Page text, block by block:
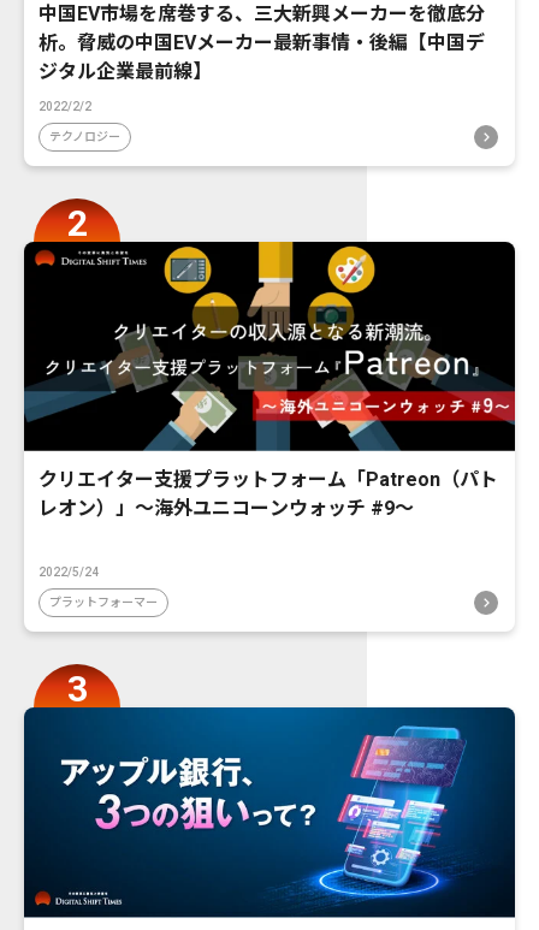
中国EV市場を席巻する、三大新興メーカーを徹底分
析。脅威の中国EVメーカー最新事情・後編【中国デ
ジタル企業最前線】
2022/2/2
テクノロジー
クリエイター支援プラットフォーム「Patreon（パト
レオン）」〜海外ユニコーンウォッチ #9〜
2022/5/24
プラットフォーマー